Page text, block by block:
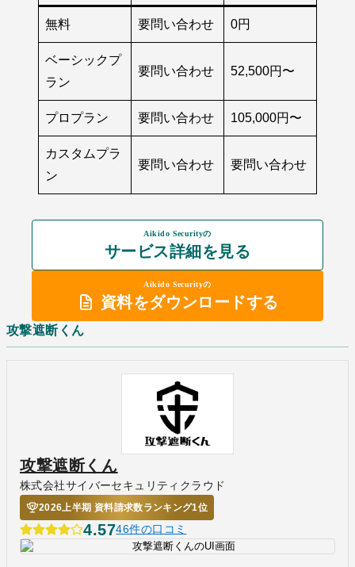
無料 要問い合わせ 0円
ベーシックプ
ラン
要問い合わせ 52,500円〜
プロプラン 要問い合わせ 105,000円〜
カスタムプラ
ン
要問い合わせ 要問い合わせ
Aikido Securityの
サービス詳細を見る
Aikido Securityの
資料をダウンロードする
攻撃遮断くん
攻撃遮断くん
株式会社サイバーセキュリティクラウド
2026上半期 資料請求数ランキング1位
4.5746件の口コミ